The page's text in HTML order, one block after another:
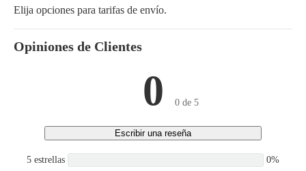
Elija opciones para tarifas de envío.
Opiniones de Clientes
0 0 de 5
Escribir una reseña
5 estrellas 0%